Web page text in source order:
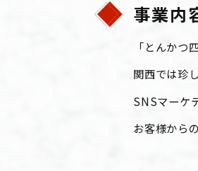
事業内
「とんかつ
関西では珍
SNSマーケ
お客様から